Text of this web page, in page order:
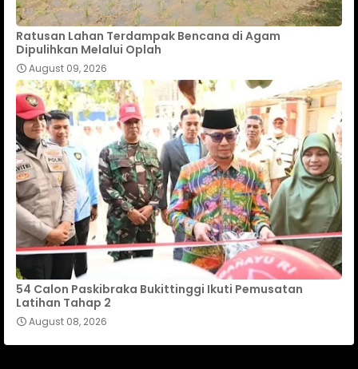
Ratusan Lahan Terdampak Bencana di Agam
Dipulihkan Melalui Oplah
August 09, 2026
54 Calon Paskibraka Bukittinggi Ikuti Pemusatan
Latihan Tahap 2
August 08, 2026